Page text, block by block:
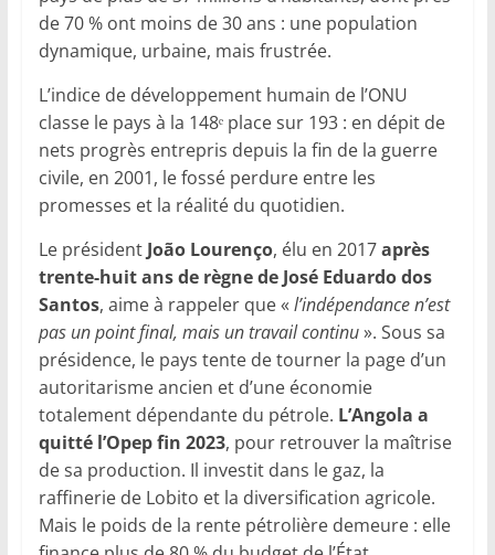
de 70 % ont moins de 30 ans : une population
dynamique, urbaine, mais frustrée.
L’indice de développement humain de l’ONU
classe le pays à la 148ᵉ place sur 193 : en dépit de
nets progrès entrepris depuis la fin de la guerre
civile, en 2001, le fossé perdure entre les
promesses et la réalité du quotidien.
Le président João Lourenço, élu en 2017après
trente-huit ans de règne de José Eduardo dos
Santos, aime à rappeler que « l’indépendance n’est
pas un point final, mais un travail continu». Sous sa
présidence, le pays tente de tourner la page d’un
autoritarisme ancien et d’une économie
totalement dépendante du pétrole. L’Angola a
quitté l’Opep fin 2023, pour retrouver la maîtrise
de sa production. Il investit dans le gaz, la
raffinerie de Lobito et la diversification agricole.
Mais le poids de la rente pétrolière demeure : elle